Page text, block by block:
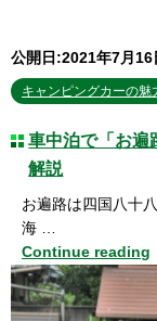
公開日:2021年7月16
キャンピングカーの魅
車中泊で「お遍
解説
お遍路は四国八十
海 …
Continue reading